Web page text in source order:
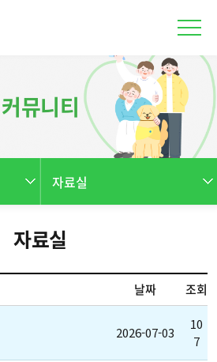
커뮤니티
자료실
자료실
날짜 조회
2026-07-03
10
7